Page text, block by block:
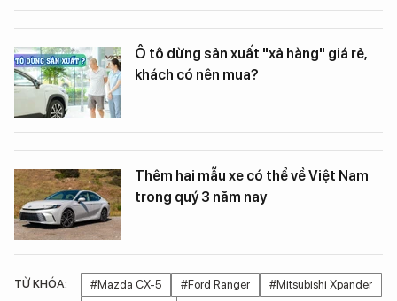
Ô tô dừng sản xuất "xả hàng" giá rẻ,
khách có nên mua?
Thêm hai mẫu xe có thể về Việt Nam
trong quý 3 năm nay
TỪ KHÓA: #Mazda CX-5 #Ford Ranger
#Mitsubishi Xpander